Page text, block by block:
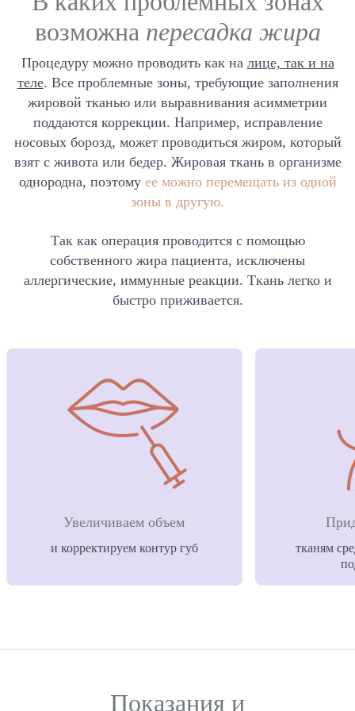
Стоматология
Урология
ЛОР-отделение
возможна пересадка жира
Процедуру можно проводить как на лице, так и на
теле. Все проблемные зоны, требующие заполнения
жировой тканью или выравнивания асимметрии
поддаются коррекции. Например, исправление
носовых борозд, может проводиться жиром, который
взят с живота или бедер. Жировая ткань в организме
однородна, поэтому ее можно перемещать из одной
зоны в другую.
Так как операция проводится с помощью
собственного жира пациента, исключены
аллергические, иммунные реакции. Ткань легко и
быстро приживается.
Увеличиваем объем
и корректируем контур губ
тканям
Показания и